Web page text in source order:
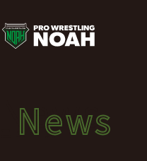
ニ
ュ
ー
ス
News
ニュース
News